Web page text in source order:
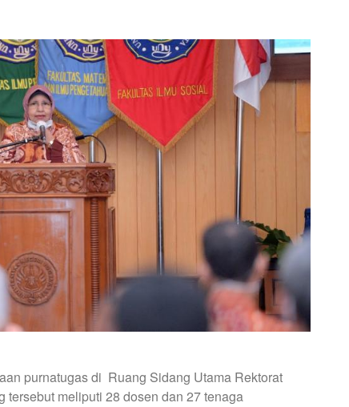
purnatugas di Ruang Sidang Utama Rektorat
tersebut meliputi 28 dosen dan 27 tenaga